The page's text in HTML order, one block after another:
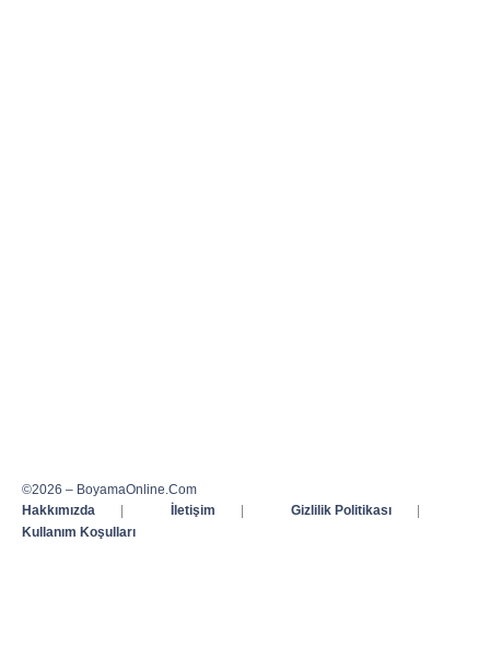
©2026 – BoyamaOnline.Com
Hakkımızda
| İletişim | Gizlilik Politikası
|
Kullanım Koşulları